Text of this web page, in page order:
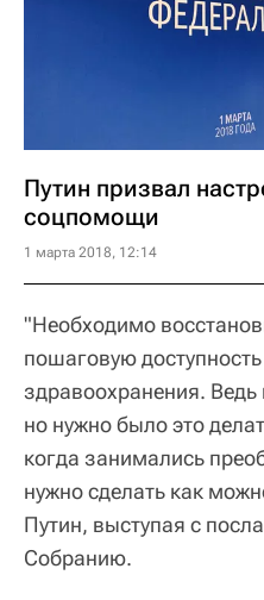
Путин призвал
соцпомощи
1 марта 2018, 12:14
"Необходимо
пошаговую
здравоохранения. Ведь
но нужно было это
когда занимались
нужно сделать как
Путин, выступая с
Собранию.